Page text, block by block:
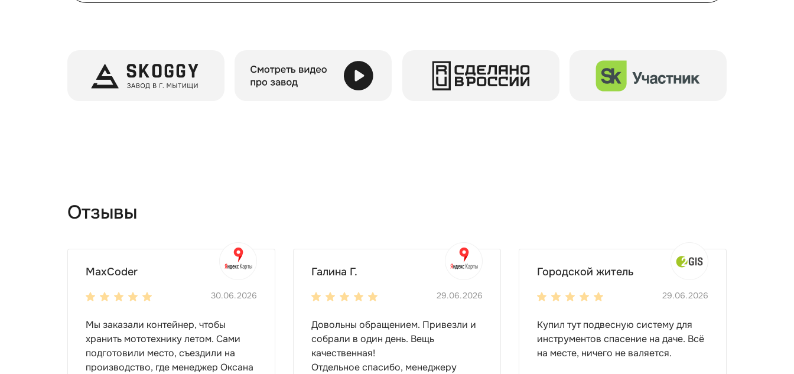
Отзывы
MaxCoder
30.06.2026
Мы заказали контейнер, чтобы
хранить мототехнику летом. Сами
подготовили место, съездили на
производство, где менеджер Оксана
Галина Г.
29.06.2026
Довольны обращением. Привезли и
собрали в один день. Вещь
качественная!
Отдельное спасибо, менеджеру
Городской житель
29.06.2026
Купил тут подвесную систему для
инструментов спасение на даче. Всё
на месте, ничего не валяется.